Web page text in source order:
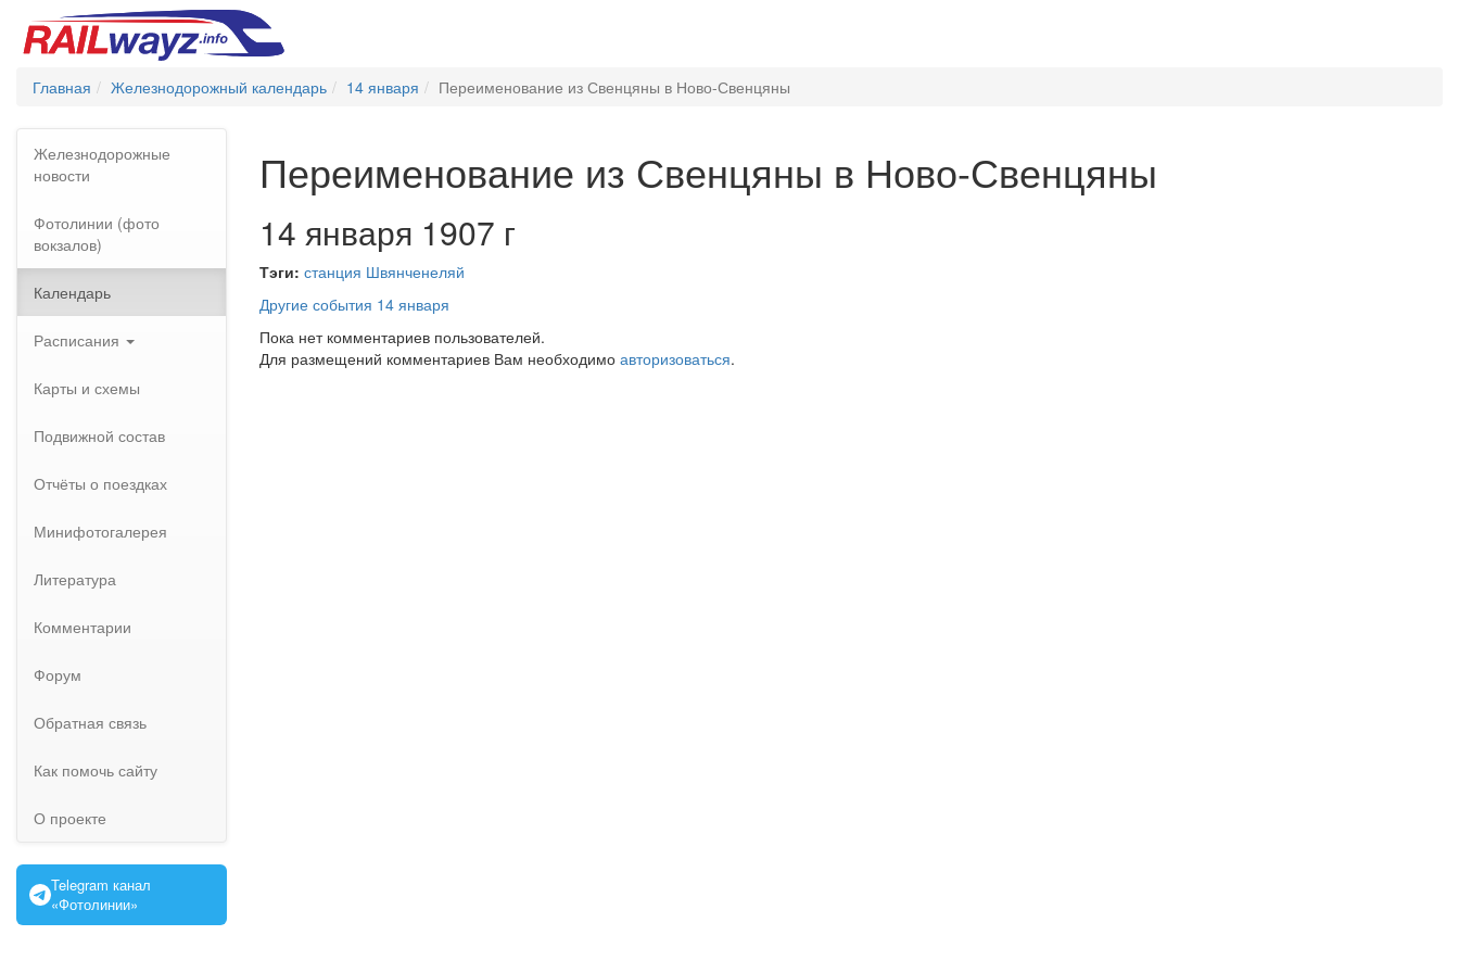
Главная Железнодорожный календарь 14 января Переименование из Свенцяны в Ново-Свенцяны
Железнодорожные
новости
Фотолинии (фото
вокзалов)
Календарь
Расписания
Карты и схемы
Подвижной состав
Отчёты о поездках
Минифотогалерея
Литература
Комментарии
Форум
Обратная связь
Как помочь сайту
О проекте
Telegram канал
«Фотолинии»
Переименование из Свенцяны в Ново-Свенцяны
14 января 1907 г
Тэги: станция Швянченеляй
Другие события 14 января
Пока нет комментариев пользователей.
Для размещений комментариев Вам необходимо авторизоваться.